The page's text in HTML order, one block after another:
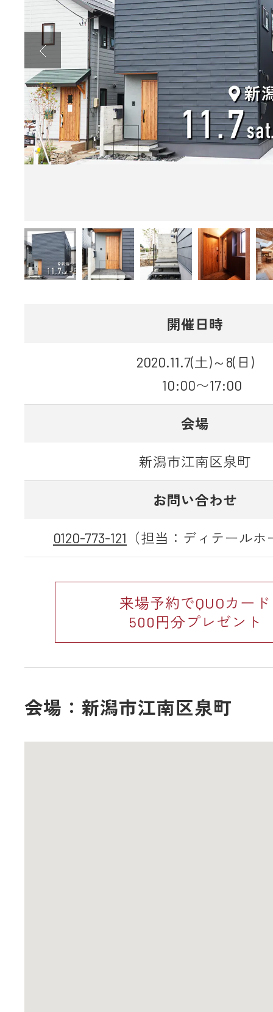
開催日時
2020.11.7(土)～8(日)
10:00〜17:00
会場
新潟市江南区泉町
お問い合わせ
0120-773-121 （担当：ディテール
来場予約でQUOカード
500円分プレゼント
会場：新潟市江南区泉町